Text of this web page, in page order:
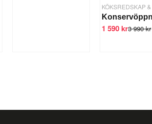
3 990 kr
1 590 kr